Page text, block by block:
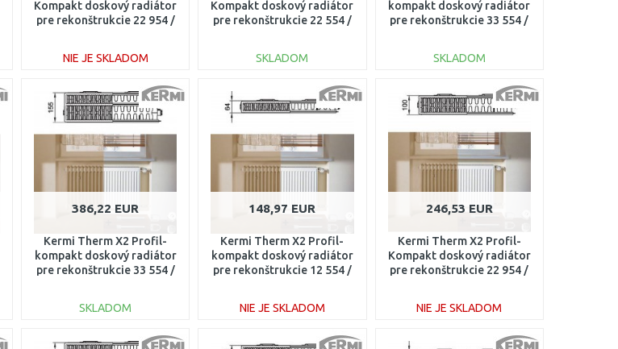
Kompakt doskový radiátor
pre rekonštrukcie 22 954 /
NIE JE SKLADOM
DO KOŠÍKA
Porovnať
Kompakt doskový radiátor
pre rekonštrukcie 22 554 /
SKLADOM
DO KOŠÍKA
kompakt doskový radiátor
pre rekonštrukcie 33 554 /
SKLADOM
DO KOŠÍKA
386,22 EUR
Kermi Therm X2 Profil-
kompakt doskový radiátor
pre rekonštrukcie 33 554 /
SKLADOM
DO KOŠÍKA
148,97 EUR
Kermi Therm X2 Profil-
kompakt doskový radiátor
pre rekonštrukcie 12 554 /
NIE JE SKLADOM
DO KOŠÍKA
246,53 EUR
Kermi Therm X2 Profil-
Kompakt doskový radiátor
pre rekonštrukcie 22 954 /
NIE JE SKLADOM
DO KOŠÍKA